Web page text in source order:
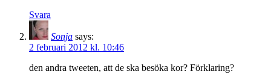
Svara
Sonja says:
2 februari 2012 kl. 10:46
den andra tweeten, att de ska besöka kor? Förklaring?